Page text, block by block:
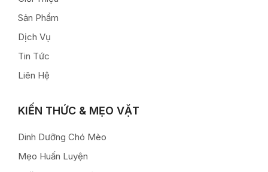
Sản Phẩm
Dịch Vụ
Tin Tức
Liên Hệ
KIẾN THỨC & MẸO VẶT
Dinh Dưỡng Chó Mèo
Mẹo Huấn Luyện